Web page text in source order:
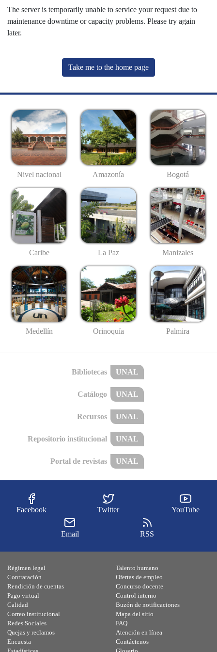
The server is temporarily unable to service your request due to
maintenance downtime or capacity problems. Please try again
later.
Take me to the home page
Nivel nacional Amazonía Bogotá
Caribe La Paz Manizales
Medellín Orinoquía Palmira
Bibliotecas UNAL
Catálogo UNAL
Recursos UNAL
Repositorio institucional UNAL
Portal de revistas UNAL
Facebook Twitter YouTube
Email RSS
Régimen legal
Contratación
Rendición de cuentas
Pago virtual
Calidad
Talento humano
Ofertas de empleo
Concurso docente
Control interno
Buzón de notificaciones
Correo institucional
Redes Sociales
Quejas y reclamos
Encuesta
Mapa del sitio
FAQ
Atención en línea
Contáctenos